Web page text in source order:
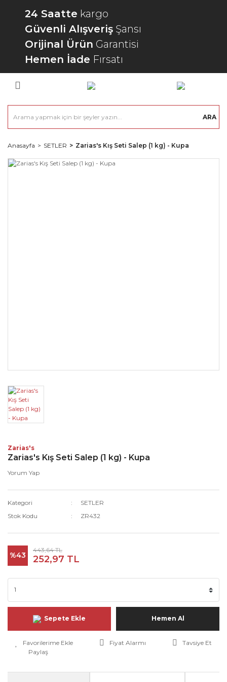
24 Saatte kargo
Güvenli Alışveriş Şansı
Orijinal Ürün Garantisi
Hemen İade Fırsatı
ARA
Anasayfa SETLER Zarias's Kış Seti Salep (1 kg) - Kupa
Zarias's
Zarias's Kış Seti Salep (1 kg) - Kupa
Yorum Yap
Kategori
SETLER
Stok Kodu
ZR432
%43
443,64 TL
252,97 TL
Sepete Ekle Hemen Al
Fiyat Alarmı
Tavsiye Et
Paylaş